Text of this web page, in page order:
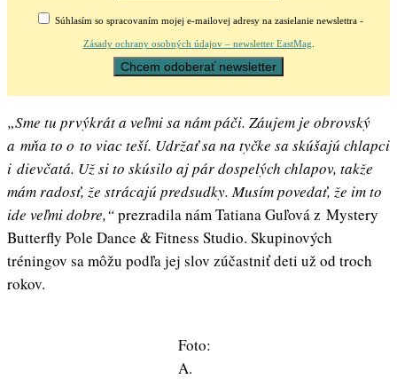
Súhlasím so spracovaním mojej e-mailovej adresy na zasielanie newslettra -
Zásady ochrany osobných údajov – newsletter EastMag
„Sme tu prvýkrát a veľmi sa nám páči. Záujem je obrovský
a mňa to o to viac teší. Udržať sa na tyčke sa skúšajú chlapci
i dievčatá. Už si to skúsilo aj pár dospelých chlapov, takže
mám radosť, že strácajú predsudky. Musím povedať, že im to
ide veľmi dobre,“prezradila nám Tatiana Guľová z Mystery
Butterfly Pole Dance & Fitness Studio. Skupinových
tréningov sa môžu podľa jej slov zúčastniť deti už od troch
rokov.
Foto:
A.